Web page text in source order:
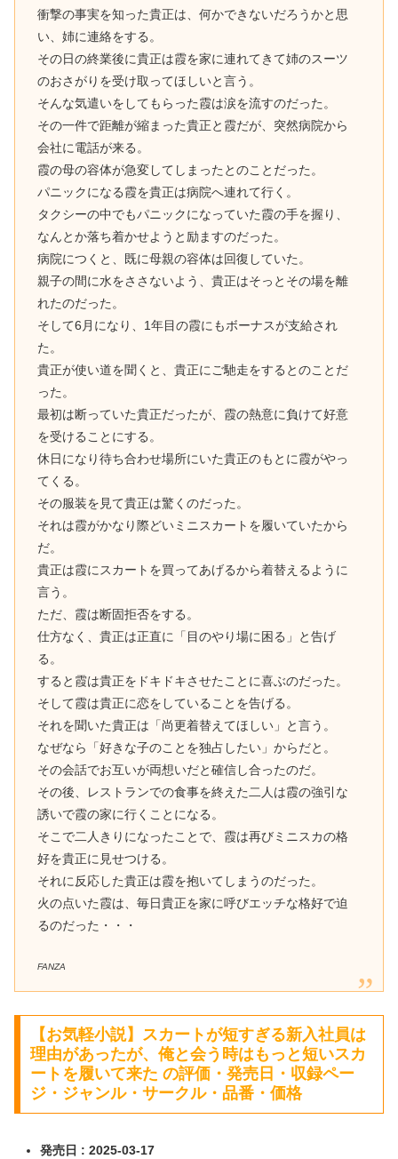
衝撃の事実を知った貴正は、何かできないだろうかと思
い、姉に連絡をする。
その日の終業後に貴正は霞を家に連れてきて姉のスーツ
のおさがりを受け取ってほしいと言う。
そんな気遣いをしてもらった霞は涙を流すのだった。
その一件で距離が縮まった貴正と霞だが、突然病院から
会社に電話が来る。
霞の母の容体が急変してしまったとのことだった。
パニックになる霞を貴正は病院へ連れて行く。
タクシーの中でもパニックになっていた霞の手を握り、
なんとか落ち着かせようと励ますのだった。
病院につくと、既に母親の容体は回復していた。
親子の間に水をささないよう、貴正はそっとその場を離
れたのだった。
そして6月になり、1年目の霞にもボーナスが支給され
た。
貴正が使い道を聞くと、貴正にご馳走をするとのことだ
った。
最初は断っていた貴正だったが、霞の熱意に負けて好意
を受けることにする。
休日になり待ち合わせ場所にいた貴正のもとに霞がやっ
てくる。
その服装を見て貴正は驚くのだった。
それは霞がかなり際どいミニスカートを履いていたから
だ。
貴正は霞にスカートを買ってあげるから着替えるように
言う。
ただ、霞は断固拒否をする。
仕方なく、貴正は正直に「目のやり場に困る」と告げ
る。
すると霞は貴正をドキドキさせたことに喜ぶのだった。
そして霞は貴正に恋をしていることを告げる。
それを聞いた貴正は「尚更着替えてほしい」と言う。
なぜなら「好きな子のことを独占したい」からだと。
その会話でお互いが両想いだと確信し合ったのだ。
その後、レストランでの食事を終えた二人は霞の強引な
誘いで霞の家に行くことになる。
そこで二人きりになったことで、霞は再びミニスカの格
好を貴正に見せつける。
それに反応した貴正は霞を抱いてしまうのだった。
火の点いた霞は、毎日貴正を家に呼びエッチな格好で迫
るのだった・・・
FANZA
【お気軽小説】スカートが短すぎる新入社員は
理由があったが、俺と会う時はもっと短いスカ
ートを履いて来た の評価・発売日・収録ペー
ジ・ジャンル・サークル・品番・価格
発売日 : 2025-03-17